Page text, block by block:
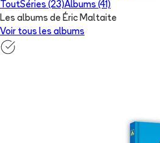
ToutSéries (23)Albums (41)
Les albums de Éric Maltaite
Voir tous les albums